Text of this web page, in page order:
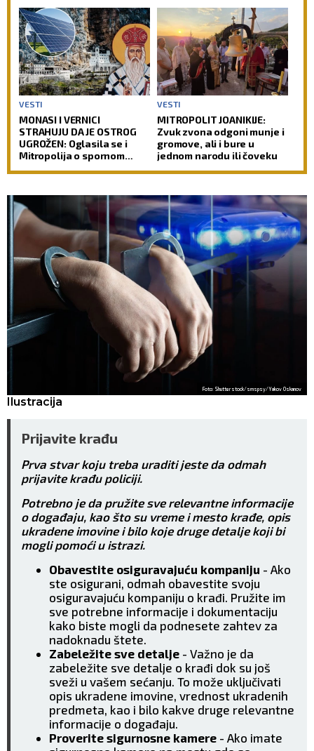
VESTI
MONASI I VERNICI
STRAHUJU DA JE OSTROG
UGROŽEN: Oglasila se i
Mitropolija o spornom
VESTI
MITROPOLIT JOANIKIJE:
Zvuk zvona odgoni munje i
gromove, ali i bure u
jednom narodu ili čoveku
Foto: Shutterstock/smspsy/Yakov Oskanov
Ilustracija
Prijavite krađu
Prva stvar koju treba uraditi jeste da odmah
prijavite krađu policiji.
Potrebno je da pružite sve relevantne informacije
o događaju, kao što su vreme i mesto krađe, opis
ukradene imovine i bilo koje druge detalje koji bi
mogli pomoći u istrazi.
Obavestite osiguravajuću kompaniju - Ako
ste osigurani, odmah obavestite svoju
osiguravajuću kompaniju o krađi. Pružite im
sve potrebne informacije i dokumentaciju
kako biste mogli da podnesete zahtev za
nadoknadu štete.
Zabeležite sve detalje - Važno je da
zabeležite sve detalje o krađi dok su još
sveži u vašem sećanju. To može uključivati
opis ukradene imovine, vrednost ukradenih
predmeta, kao i bilo kakve druge relevantne
informacije o događaju.
Proverite sigurnosne kamere - Ako imate